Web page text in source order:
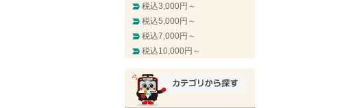
税込3,000円～
税込5,000円～
税込7,000円～
税込10,000円～